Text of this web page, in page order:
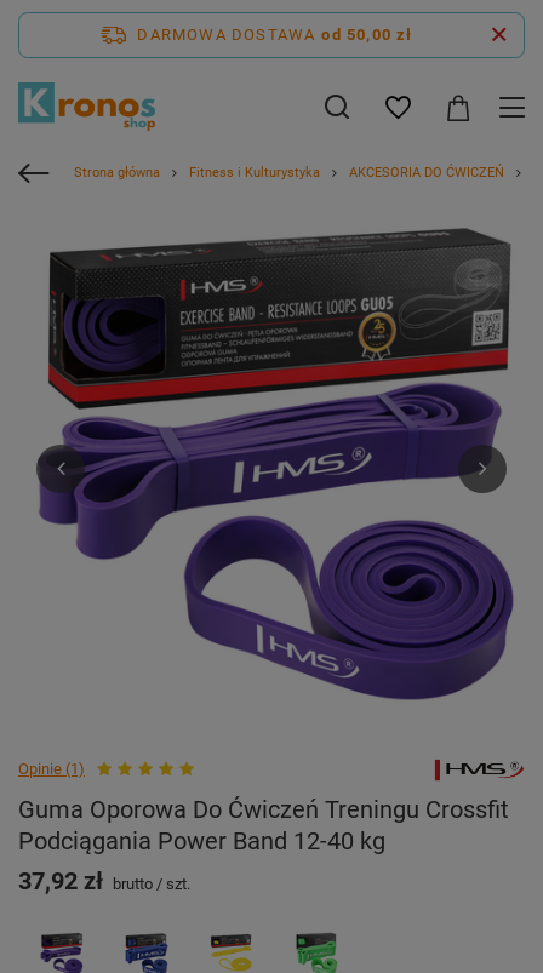
DARMOWA DOSTAWA od 50,00 zł
Strona główna Fitness i Kulturystyka AKCESORIA DO ĆWICZEŃ
Opinie (1)
Guma Oporowa Do Ćwiczeń Treningu Crossfit
Podciągania Power Band 12-40 kg
37,92 zł brutto / szt.